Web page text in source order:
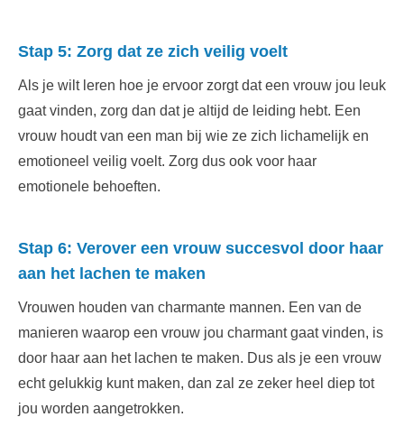
Stap 5: Zorg dat ze zich veilig voelt
Als je wilt leren hoe je ervoor zorgt dat een vrouw jou leuk
gaat vinden, zorg dan dat je altijd de leiding hebt. Een
vrouw houdt van een man bij wie ze zich lichamelijk en
emotioneel veilig voelt. Zorg dus ook voor haar
emotionele behoeften.
Stap 6: Verover een vrouw succesvol door haar
aan het lachen te maken
Vrouwen houden van charmante mannen. Een van de
manieren waarop een vrouw jou charmant gaat vinden, is
door haar aan het lachen te maken. Dus als je een vrouw
echt gelukkig kunt maken, dan zal ze zeker heel diep tot
jou worden aangetrokken.